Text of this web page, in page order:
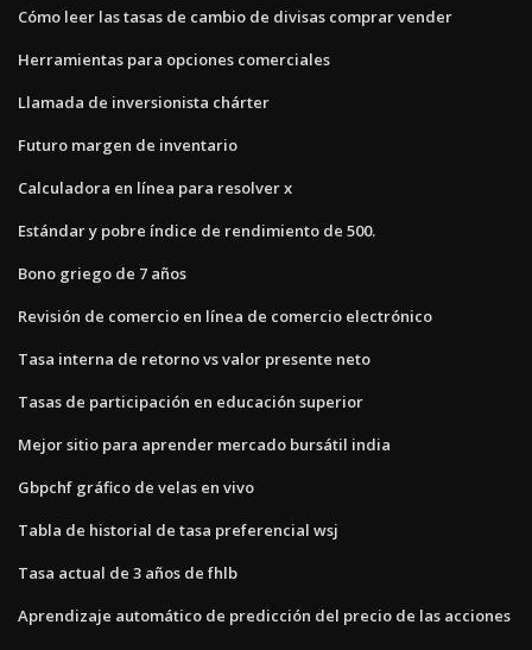
Cómo leer las tasas de cambio de divisas comprar vender
Herramientas para opciones comerciales
Llamada de inversionista chárter
Futuro margen de inventario
Calculadora en línea para resolver x
Estándar y pobre índice de rendimiento de 500.
Bono griego de 7 años
Revisión de comercio en línea de comercio electrónico
Tasa interna de retorno vs valor presente neto
Tasas de participación en educación superior
Mejor sitio para aprender mercado bursátil india
Gbpchf gráfico de velas en vivo
Tabla de historial de tasa preferencial wsj
Tasa actual de 3 años de fhlb
Aprendizaje automático de predicción del precio de las acciones